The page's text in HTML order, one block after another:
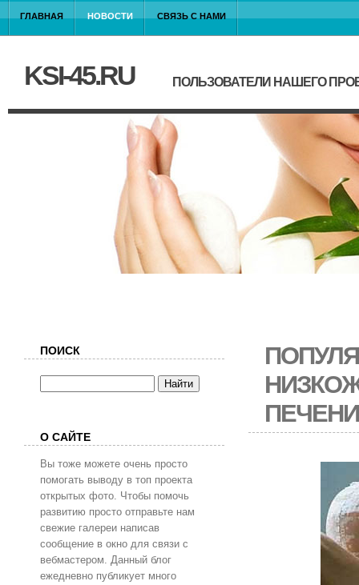
ГЛАВНАЯ НОВОСТИ СВЯЗЬ С НАМИ
KSI-45.RU ПОЛЬЗОВАТЕЛИ НАШЕГО
ПЕЧЕНИ
ПОИСК
О САЙТЕ
Вы тоже можете очень просто
помогать выводу в топ проекта
открытых фото. Чтобы помочь
развитию просто отправьте нам
свежие галереи написав
сообщение в окно для связи с
вебмастером. Данный блог
ежедневно публикует много